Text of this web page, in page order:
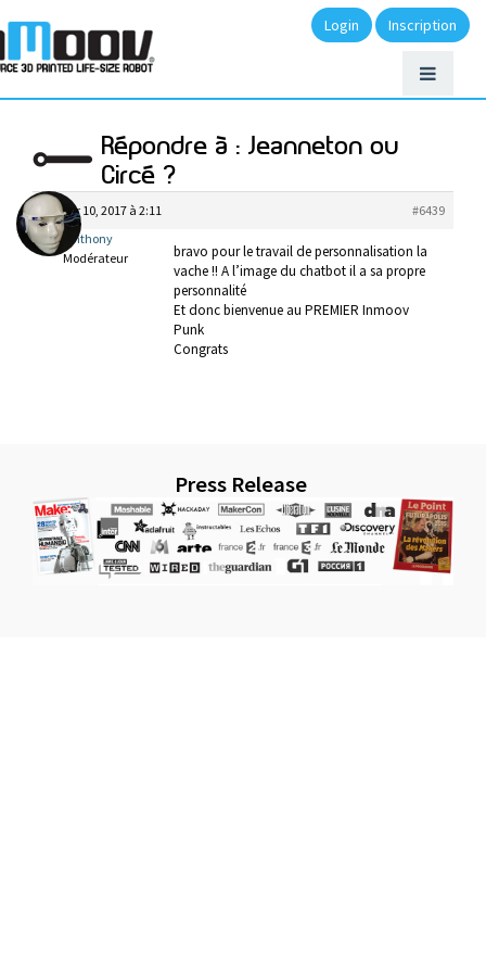
Login Inscription
Répondre à : Jeanneton ou
Circé ?
janvier 10, 2017 à 2:11
#6439
anthony
Modérateur
bravo pour le travail de personnalisation la
vache !! A l’image du chatbot il a sa propre
personnalité
Et donc bienvenue au PREMIER Inmoov
Punk
Congrats
Press Release